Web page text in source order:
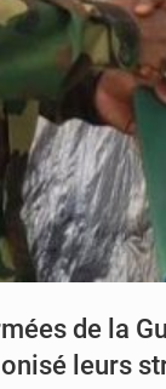
de la
leurs